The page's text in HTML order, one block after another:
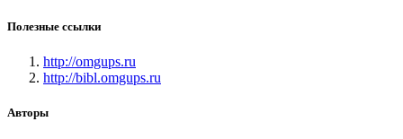
Полезные ссылки
http://omgups.ru
http://bibl.omgups.ru
Авторы